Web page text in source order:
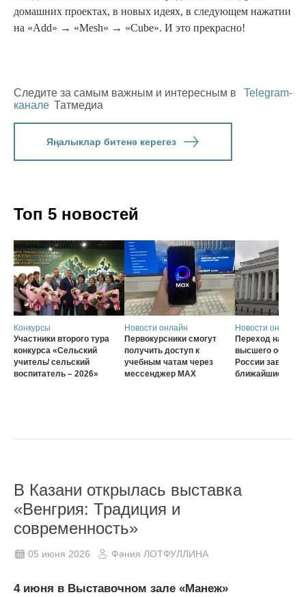
домашних проектах, в новых идеях, в следующем нажатии
на «Add» → «Mesh» → «Cube». И это прекрасно!
Следите за самым важным и интересным в
Telegram-
канале Татмедиа
Яңалыклар битенә керегез
Топ 5 новостей
Конкурсы
Участники второго тура
конкурса «Сельский
учитель/ сельский
воспитатель – 2026»
Новости онлайн
Первокурсники смогут
получить доступ к
учебным чатам через
мессенджер MAX
Новости онлайн
Переход на
высшего
России
ближайшие три
В Казани открылась выставка
«Венгрия: Традиция и
современность»
05 июня 2026 Фәния ЛОТФУЛЛИНА
4 июня в Выставочном зале «Манеж»